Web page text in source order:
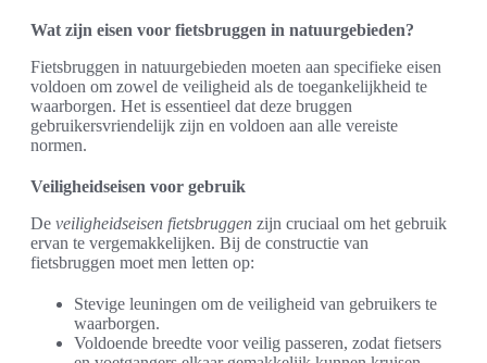
Wat zijn eisen voor fietsbruggen in natuurgebieden?
Fietsbruggen in natuurgebieden moeten aan specifieke eisen
voldoen om zowel de veiligheid als de toegankelijkheid te
waarborgen. Het is essentieel dat deze bruggen
gebruikersvriendelijk zijn en voldoen aan alle vereiste
normen.
Veiligheidseisen voor gebruik
De veiligheidseisen fietsbruggen zijn cruciaal om het gebruik
ervan te vergemakkelijken. Bij de constructie van
fietsbruggen moet men letten op:
Stevige leuningen om de veiligheid van gebruikers te
waarborgen.
Voldoende breedte voor veilig passeren, zodat fietsers